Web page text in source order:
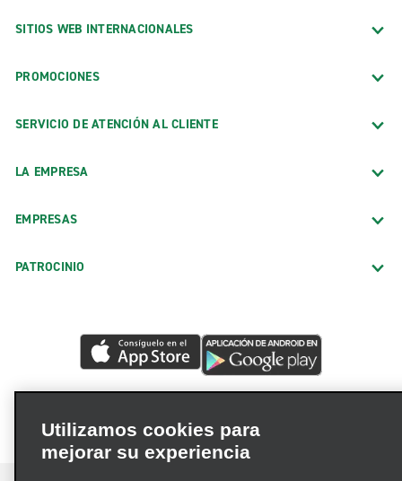
SITIOS WEB INTERNACIONALES
PROMOCIONES
SERVICIO DE ATENCIÓN AL CLIENTE
LA EMPRESA
EMPRESAS
PATROCINIO
Utilizamos cookies para
mejorar su experiencia